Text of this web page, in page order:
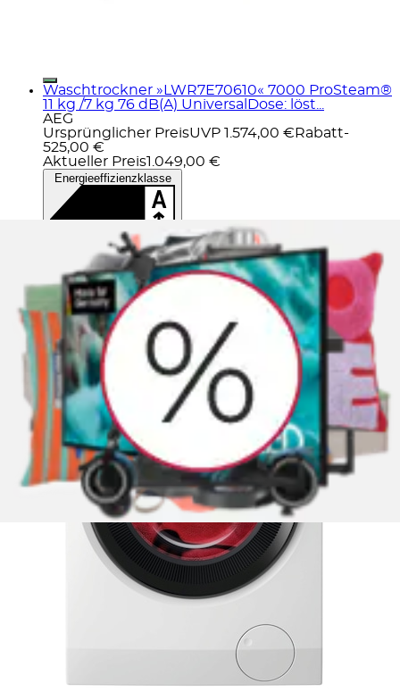
Waschtrockner »LWR7E70610« 7000 ProSteam®
11 kg /7 kg 76 dB(A) UniversalDose: löst...
AEG
Ursprünglicher PreisUVP 1.574,00 € Rabatt-
525,00 €
Aktueller Preis1.049,00 €
Energieeffizienzklasse
D
Produktdatenblatt